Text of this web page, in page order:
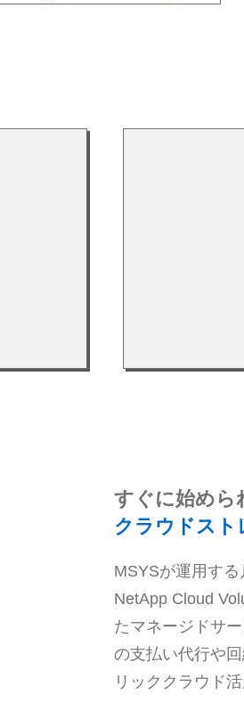
AFF Aシリー
オールフラッ
ミッションクリ
ージを使いたく
率性と信頼性に
AFFの紹介